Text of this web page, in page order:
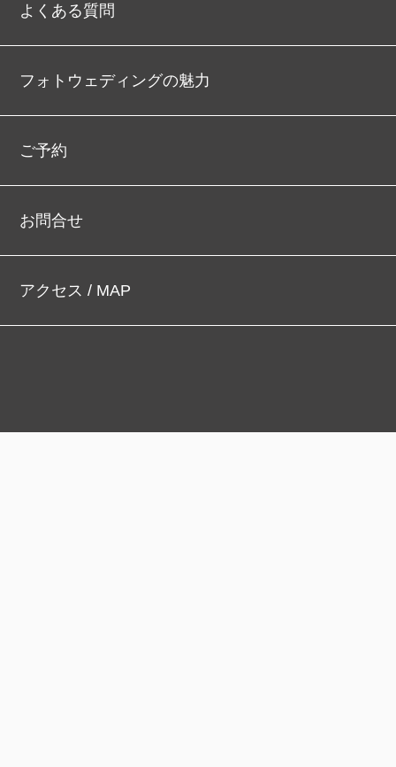
よくある質問
フォトウェディングの魅力
ご予約
お問合せ
アクセス / MAP